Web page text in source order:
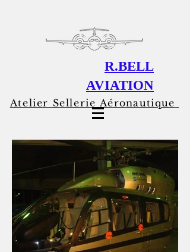
R.BELL
AVIATION
Atelier Sellerie Aéronautique